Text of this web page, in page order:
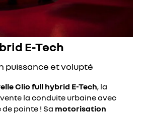
E-Tech
puissance et volupté
Clio full hybrid E-Tech, la
la conduite urbaine avec
pointe ! Sa motorisation